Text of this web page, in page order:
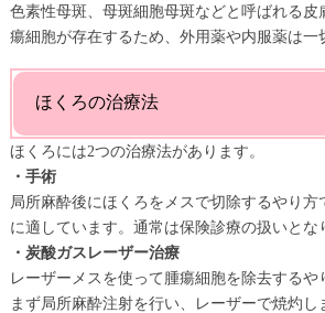
色素性母斑、母斑細胞母斑などと呼ばれる
瘍細胞が存在するため、外用薬や内服薬は一
ほくろの治療法
ほくろには2つの治療法があります。
・手術
局所麻酔後にほくろをメスで切除するやり
に適しています。通常は保険診療の扱いとな
・炭酸ガスレーザー治療
レーザーメスを使って腫瘍細胞を除去する
まず局所麻酔注射を行い、レーザーで焼灼